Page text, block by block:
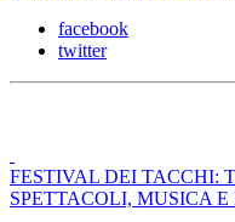
facebook
twitter
FESTIVAL DEI TACCHI:
SPETTACOLI, MUSICA